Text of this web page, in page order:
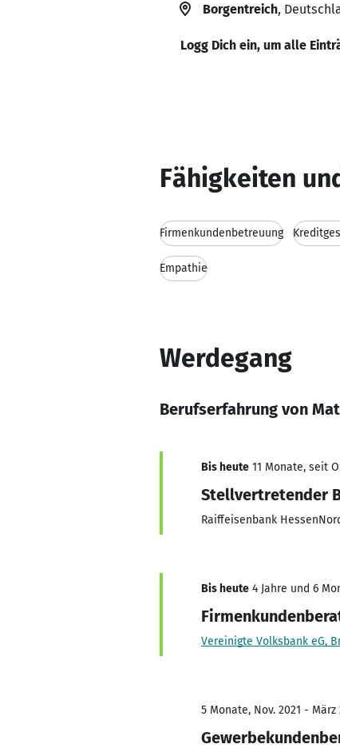
Borgentreich,
Logg Dich ein, um alle
Fähigkeiten
Firmenkundenbetreuung
Empathie
Werdegang
Berufserfahrung von
Bis heute 11 Monate, seit
Stellvertretender
Raiffeisenbank
Bis heute 4 Jahre und 6
Vereinigte Volksbank eG,
5 Monate, Nov. 2021 - März